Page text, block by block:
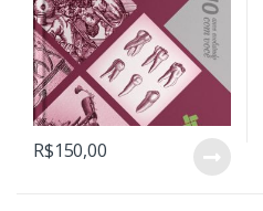
R$150,00